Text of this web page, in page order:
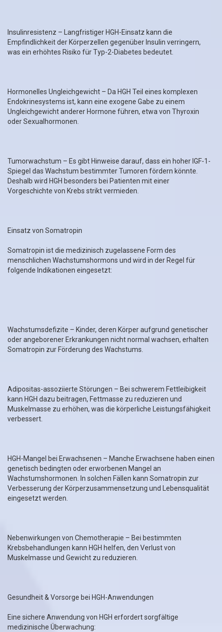
Insulinresistenz – Langfristiger HGH-Einsatz kann die
Empfindlichkeit der Körperzellen gegenüber Insulin verringern,
was ein erhöhtes Risiko für Typ-2-Diabetes bedeutet.
Hormonelles Ungleichgewicht – Da HGH Teil eines komplexen
Endokrinesystems ist, kann eine exogene Gabe zu einem
Ungleichgewicht anderer Hormone führen, etwa von Thyroxin
oder Sexualhormonen.
Tumorwachstum – Es gibt Hinweise darauf, dass ein hoher IGF-1-
Spiegel das Wachstum bestimmter Tumoren fördern könnte.
Deshalb wird HGH besonders bei Patienten mit einer
Vorgeschichte von Krebs strikt vermieden.
Einsatz von Somatropin
Somatropin ist die medizinisch zugelassene Form des
menschlichen Wachstumshormons und wird in der Regel für
folgende Indikationen eingesetzt:
Wachstumsdefizite – Kinder, deren Körper aufgrund genetischer
oder angeborener Erkrankungen nicht normal wachsen, erhalten
Somatropin zur Förderung des Wachstums.
Adipositas-assoziierte Störungen – Bei schwerem Fettleibigkeit
kann HGH dazu beitragen, Fettmasse zu reduzieren und
Muskelmasse zu erhöhen, was die körperliche Leistungsfähigkeit
verbessert.
HGH-Mangel bei Erwachsenen – Manche Erwachsene haben einen
genetisch bedingten oder erworbenen Mangel an
Wachstumshormonen. In solchen Fällen kann Somatropin zur
Verbesserung der Körperzusammensetzung und Lebensqualität
eingesetzt werden.
Nebenwirkungen von Chemotherapie – Bei bestimmten
Krebsbehandlungen kann HGH helfen, den Verlust von
Muskelmasse und Gewicht zu reduzieren.
Gesundheit & Vorsorge bei HGH-Anwendungen
Eine sichere Anwendung von HGH erfordert sorgfältige
medizinische Überwachung: